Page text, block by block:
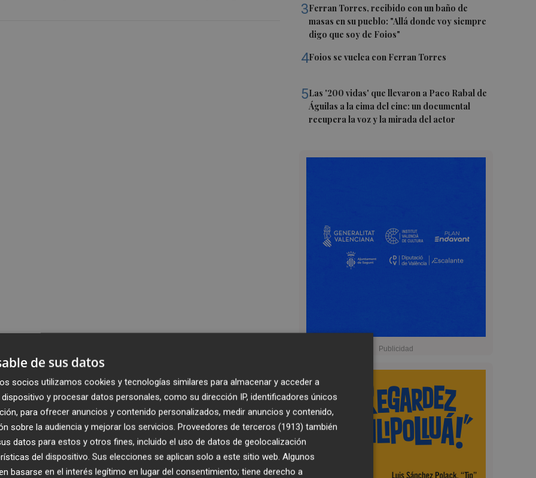
3Ferran Torres, recibido con un baño de
masas en su pueblo: "Allá donde voy siempre
digo que soy de Foios"
4Foios se vuelca con Ferran Torres
5Las '200 vidas' que llevaron a Paco Rabal de
Águilas a la cima del cine: un documental
recupera la voz y la mirada del actor
de sus datos
socios utilizamos cookies y tecnologías similares para almacenar y acceder a
y procesar datos personales, como su dirección IP, identificadores únicos
para ofrecer anuncios y contenido personalizados, medir anuncios y contenido,
sobre la audiencia y mejorar los servicios. Proveedores de terceros (1913) también
datos para estos y otros fines, incluido el uso de datos de geolocalización
del dispositivo. Sus elecciones se aplican solo a este sitio web. Algunos
basarse en el interés legítimo en lugar del consentimiento; tiene derecho a